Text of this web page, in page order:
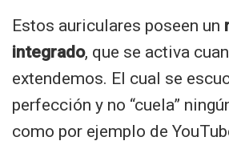
Estos auriculares poseen un
integrado, que se activa
extendemos. El cual se
perfección y no “cuela”
como por ejemplo de